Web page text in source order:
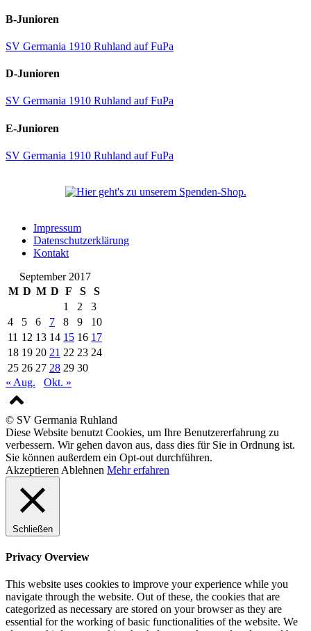
B-Junioren
SV Germania 1910 Ruhland auf FuPa
D-Junioren
SV Germania 1910 Ruhland auf FuPa
E-Junioren
SV Germania 1910 Ruhland auf FuPa
Impressum
Datenschutzerklärung
Kontakt
September 2017
M D M D F S
S
1
2
3
4
5 6 7 8 9
10
11 12 13 14 15 16 17
18 19 20 21 22 23 24
25 26 27 28 29 30
« Aug.
Okt. »
© SV Germania Ruhland
Diese Website benutzt Cookies, um Ihre Benutzererfahrung zu
verbessern. Wir gehen davon aus, dass dies für Sie in Ordnung ist.
Sie können außerdem ein Opt-out durchführen.
Akzeptieren Ablehnen Mehr erfahren
Schließen
Privacy Overview
This website uses cookies to improve your experience while you
navigate through the website. Out of these, the cookies that are
categorized as necessary are stored on your browser as they are
essential for the working of basic functionalities of the website. We